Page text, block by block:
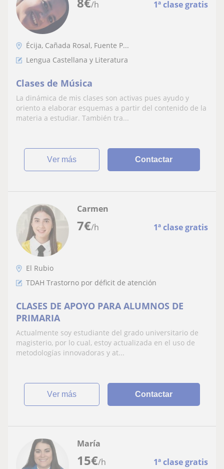
/h 1ª clase gratis
Écija, Cañada Rosal, Fuente P...
Lengua Castellana y Literatura
Clases de Música
La dinámica de mis clases son activas pues ayudo y
oriento a elaborar esquemas a partir del contenido de la
materia a estudiar. También tra...
ver más Contactar
7€/h 1ª clase gratis
Carmen
El Rubio
TDAH Trastorno por déficit de atención
CLASES DE APOYO PARA ALUMNOS DE
PRIMARIA
Actualmente soy estudiante del grado universitario de
magisterio, por lo cual, estoy actualizada en el uso de
metodologías innovadoras y at...
ver más Contactar
15€/h 1ª clase gratis
María